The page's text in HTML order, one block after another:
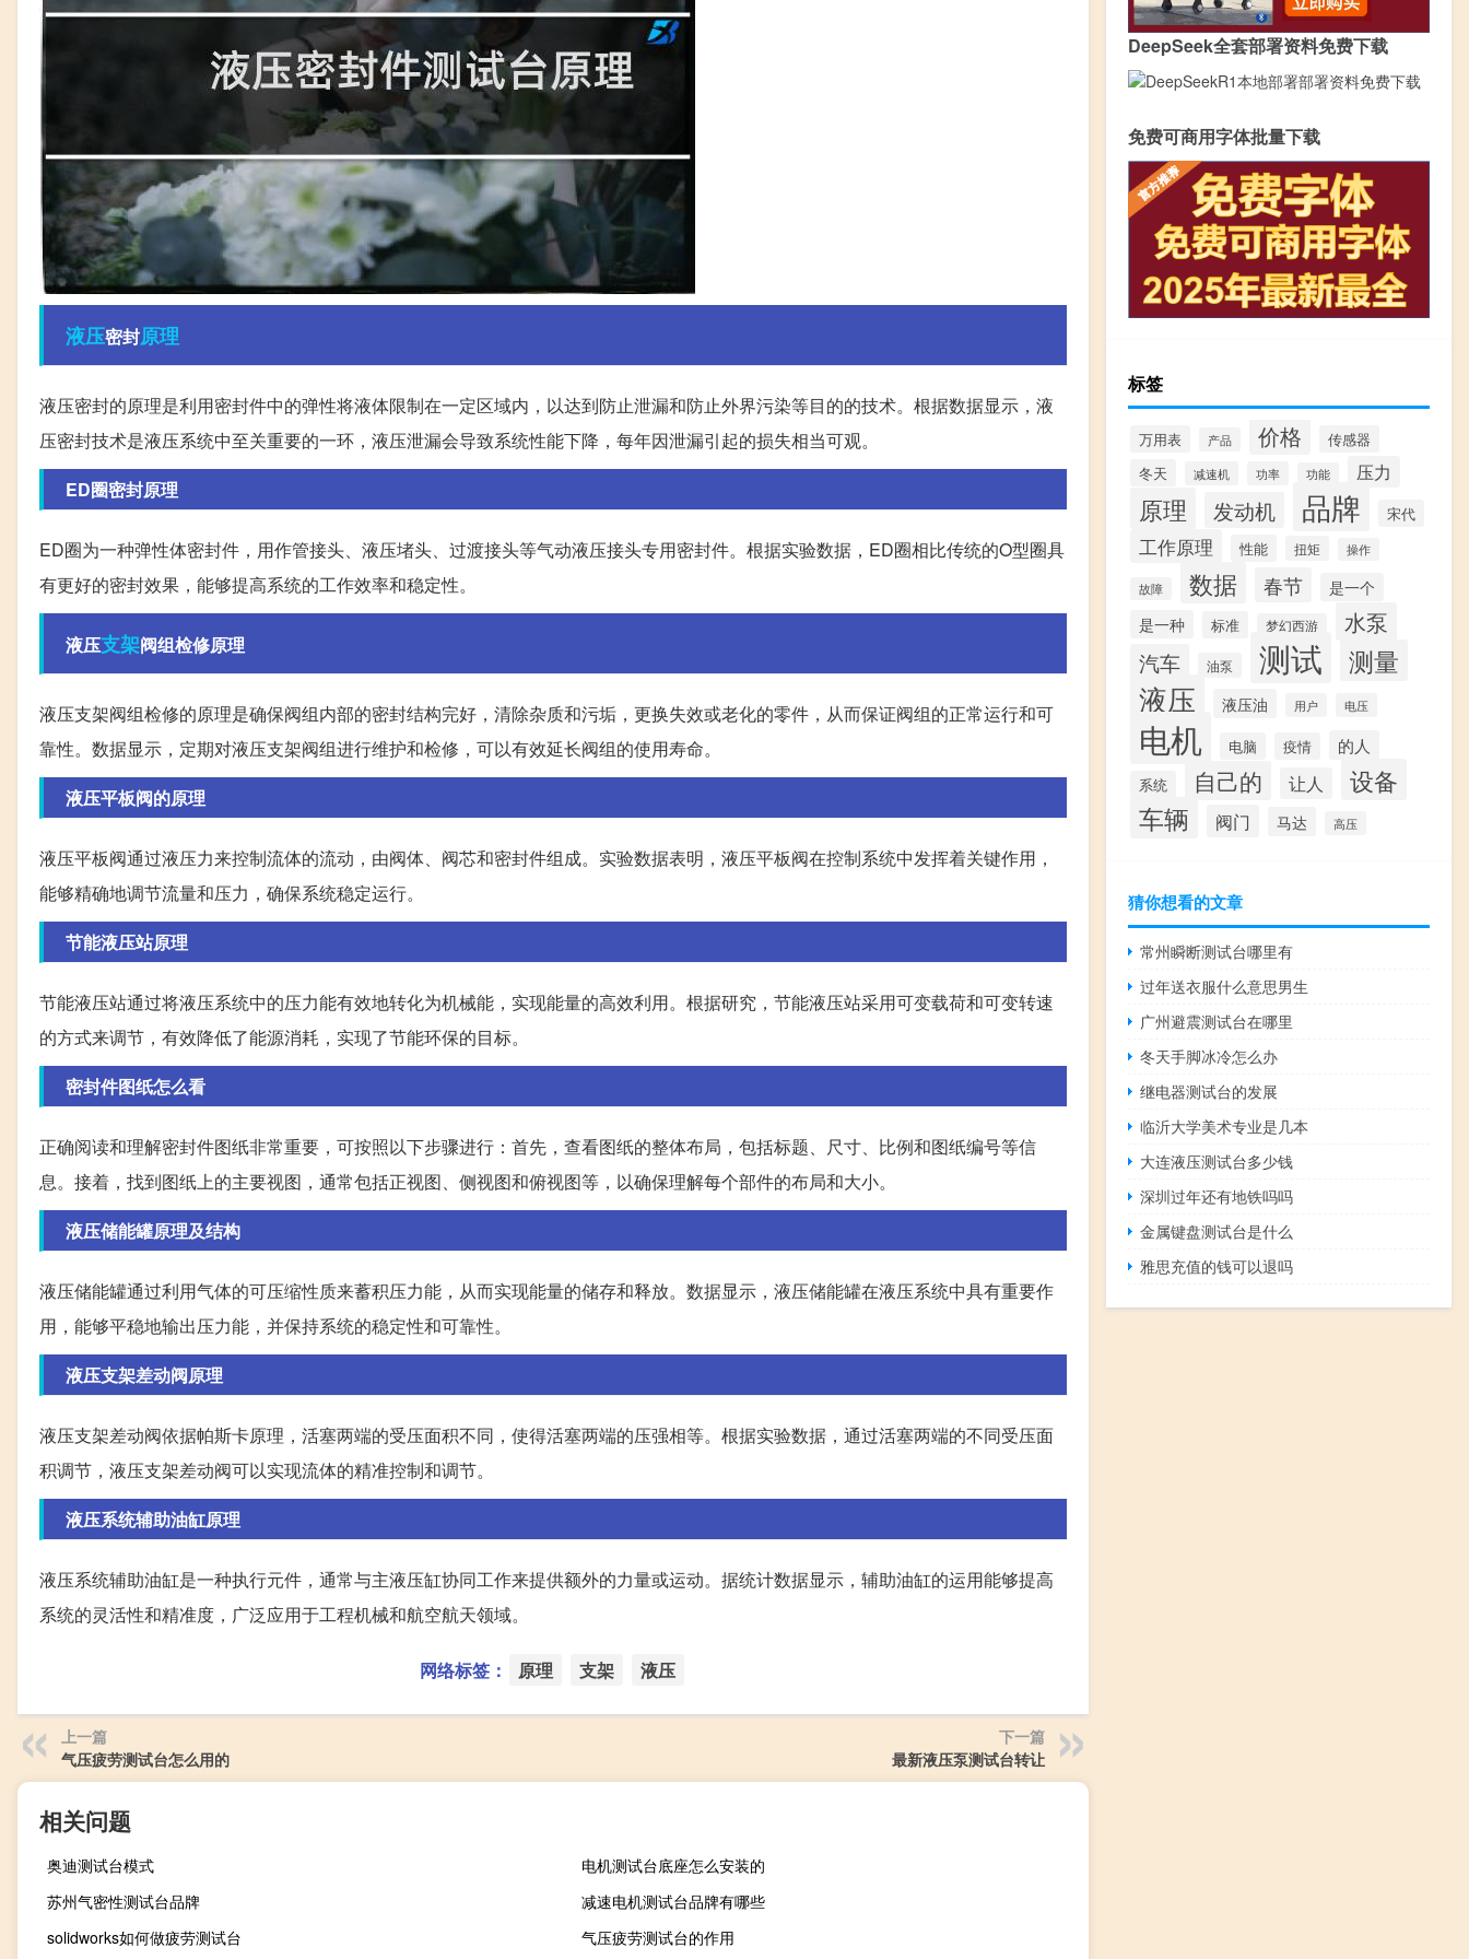
液压密封原理
液压密封的原理是利用密封件中的弹性将液体限制在一定区域内，以达到防止泄漏和防止外界污染等目的的技术。根据数据显示，液
压密封技术是液压系统中至关重要的一环，液压泄漏会导致系统性能下降，每年因泄漏引起的损失相当可观。
ED圈密封原理
ED圈为一种弹性体密封件，用作管接头、液压堵头、过渡接头等气动液压接头专用密封件。根据实验数据，ED圈相比传统的O型圈具
有更好的密封效果，能够提高系统的工作效率和稳定性。
液压支架阀组检修原理
液压支架阀组检修的原理是确保阀组内部的密封结构完好，清除杂质和污垢，更换失效或老化的零件，从而保证阀组的正常运行和可
靠性。数据显示，定期对液压支架阀组进行维护和检修，可以有效延长阀组的使用寿命。
液压平板阀的原理
液压平板阀通过液压力来控制流体的流动，由阀体、阀芯和密封件组成。实验数据表明，液压平板阀在控制系统中发挥着关键作用，
能够精确地调节流量和压力，确保系统稳定运行。
节能液压站原理
节能液压站通过将液压系统中的压力能有效地转化为机械能，实现能量的高效利用。根据研究，节能液压站采用可变载荷和可变转速
的方式来调节，有效降低了能源消耗，实现了节能环保的目标。
密封件图纸怎么看
正确阅读和理解密封件图纸非常重要，可按照以下步骤进行：首先，查看图纸的整体布局，包括标题、尺寸、比例和图纸编号等信
息。接着，找到图纸上的主要视图，通常包括正视图、侧视图和俯视图等，以确保理解每个部件的布局和大小。
液压储能罐原理及结构
液压储能罐通过利用气体的可压缩性质来蓄积压力能，从而实现能量的储存和释放。数据显示，液压储能罐在液压系统中具有重要作
用，能够平稳地输出压力能，并保持系统的稳定性和可靠性。
液压支架差动阀原理
液压支架差动阀依据帕斯卡原理，活塞两端的受压面积不同，使得活塞两端的压强相等。根据实验数据，通过活塞两端的不同受压面
积调节，液压支架差动阀可以实现流体的精准控制和调节。
液压系统辅助油缸原理
液压系统辅助油缸是一种执行元件，通常与主液压缸协同工作来提供额外的力量或运动。据统计数据显示，辅助油缸的运用能够提高
系统的灵活性和精准度，广泛应用于工程机械和航空航天领域。
网络标签： 原理 支架 液压
上一篇
气压疲劳测试台怎么用的
下一篇
最新液压泵测试台转让
相关问题
奥迪测试台模式
电机测试台底座怎么安装的
苏州气密性测试台品牌
减速电机测试台品牌有哪些
solidworks如何做疲劳测试台
气压疲劳测试台的作用
DeepSeek全套部署资料免费下载
免费可商用字体批量下载
标签
万用表 产品 价格
传感器
冬天
减速机 功率 功能 压力
原理 发动机 品牌 宋代
工作原理 性能 扭矩 操作
故障 数据 春节
是一个
是一种
标准 梦幻西游 水泵
汽车 油泵 测试 测量
液压 液压油 用户 电压
电机 电脑 疫情 的人
系统 自己的 让人
设备
车辆
阀门 马达 高压
猜你想看的文章
常州瞬断测试台哪里有
过年送衣服什么意思男生
广州避震测试台在哪里
冬天手脚冰冷怎么办
继电器测试台的发展
临沂大学美术专业是几本
大连液压测试台多少钱
深圳过年还有地铁吗吗
金属键盘测试台是什么
雅思充值的钱可以退吗